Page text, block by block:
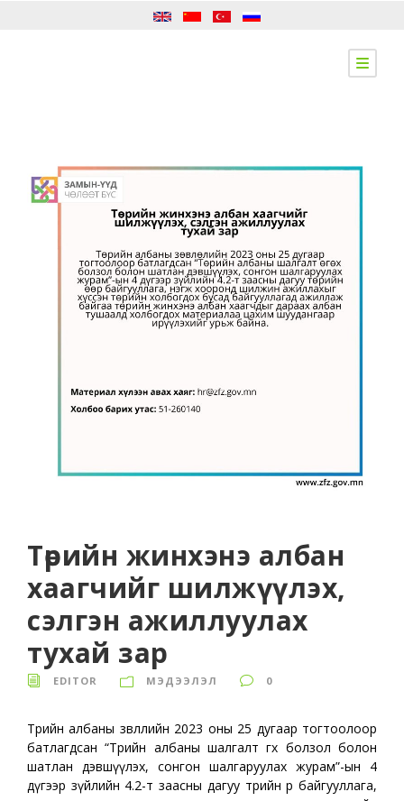
Төрийн жинхэнэ албан
хаагчийг шилжүүлэх,
сэлгэн ажиллуулах
тухай зар
EDITOR МЭДЭЭЛЭЛ 0
Төрийн албаны зөвлөлийн 2023 оны 25 дугаар тогтоолоор
батлагдсан “Төрийн албаны шалгалт өгөх болзол болон
шатлан дэвшүүлэх, сонгон шалгаруулах журам”-ын 4
дүгээр зүйлийн 4.2-т заасны дагуу төрийн өөр байгууллага,